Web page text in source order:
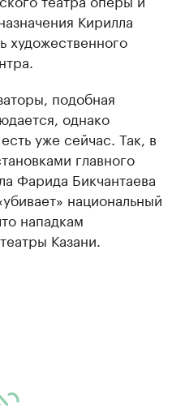
Кирилла
художественного
подобная
однако
уже сейчас. Так, в
главного
Фарида Бикчантаева
национальный
нападкам
Казани.